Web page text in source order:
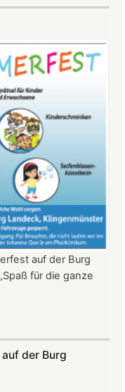
auf der Burg
für die ganze
der Burg